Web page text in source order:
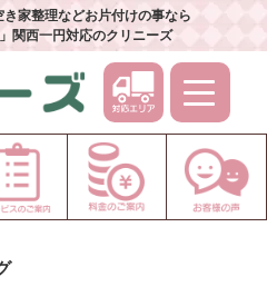
家整理などお片付けの事なら
関西一円対応のクリニーズ